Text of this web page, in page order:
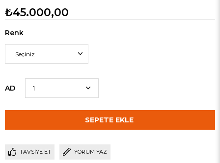
₺45.000,00
Renk
AD
TAVSIYE ET YORUM YAZ